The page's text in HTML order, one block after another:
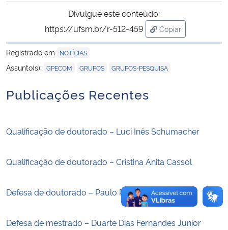
Ministério do Desenvolvimento Regional
Controladoria-Geral da União
Ministério da Mulher, da Família e dos Direitos Humanos
Advocacia-Geral da União
Banco Central do Brasil
Divulgue este conteúdo:
https://ufsm.br/r-512-459
Copiar
para área de
Registrado em
NOTÍCIAS
Assunto(s): GPECOM GRUPOS GRUPOS-PESQUISA
Publicações Recentes
Qualificação de doutorado – Luci Inês Schumacher
Qualificação de doutorado – Cristina Anita Cassol
Defesa de doutorado – Paulo Roberto Langwinski
Defesa de mestrado – Duarte Dias Fernandes Junior